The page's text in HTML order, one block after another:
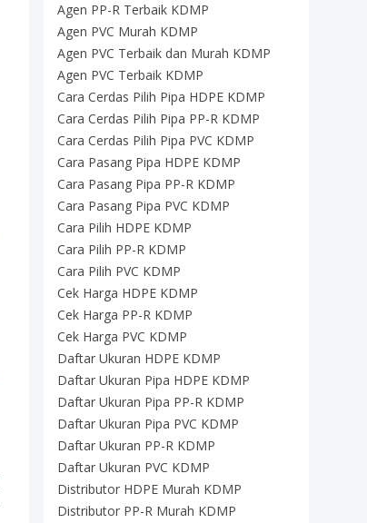
Agen PP-R Terbaik KDMP
Agen PVC Murah KDMP
Agen PVC Terbaik dan Murah KDMP
Agen PVC Terbaik KDMP
Cara Cerdas Pilih Pipa HDPE KDMP
Cara Cerdas Pilih Pipa PP-R KDMP
Cara Cerdas Pilih Pipa PVC KDMP
Cara Pasang Pipa HDPE KDMP
Cara Pasang Pipa PP-R KDMP
Cara Pasang Pipa PVC KDMP
Cara Pilih HDPE KDMP
Cara Pilih PP-R KDMP
Cara Pilih PVC KDMP
Cek Harga HDPE KDMP
Cek Harga PP-R KDMP
Cek Harga PVC KDMP
Daftar Ukuran HDPE KDMP
Daftar Ukuran Pipa HDPE KDMP
Daftar Ukuran Pipa PP-R KDMP
Daftar Ukuran Pipa PVC KDMP
Daftar Ukuran PP-R KDMP
Daftar Ukuran PVC KDMP
Distributor HDPE Murah KDMP
Distributor PP-R Murah KDMP